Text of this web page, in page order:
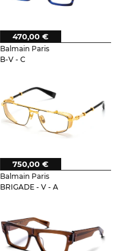
Balmain Paris
B-V - C
470,00 €
Balmain Paris
BRIGADE - V - A
750,00 €